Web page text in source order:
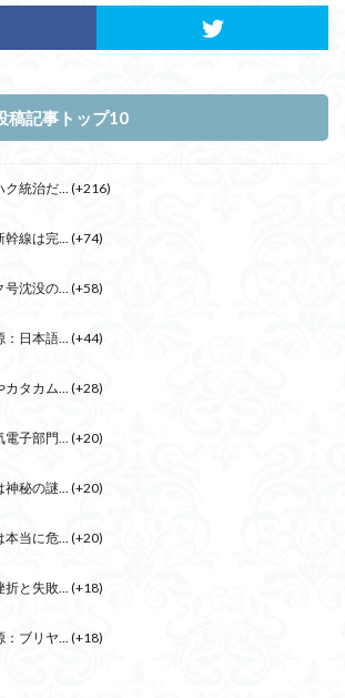
稿記事トップ10
統治だ... +216
線は完... +74
沈没の... +58
日本語... +44
カタカム... +28
子部門... +20
秘の謎... +20
当に危... +20
と失敗... +18
：ブリヤ... +18